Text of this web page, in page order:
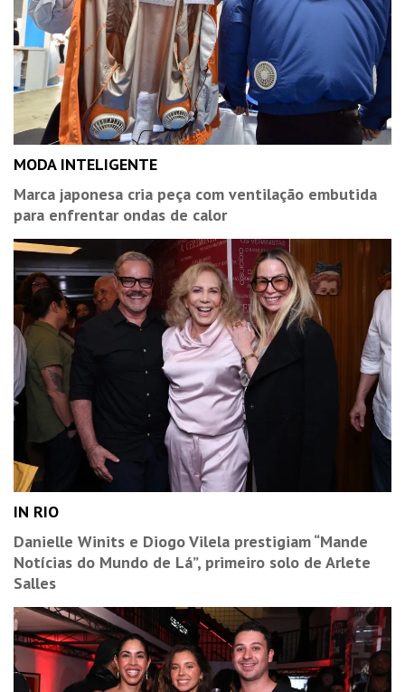
MODA INTELIGENTE
Marca japonesa cria peça com ventilação embutida
para enfrentar ondas de calor
IN RIO
Danielle Winits e Diogo Vilela prestigiam “Mande
Notícias do Mundo de Lá”, primeiro solo de Arlete
Salles